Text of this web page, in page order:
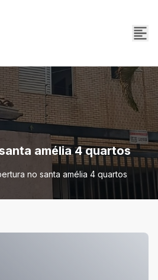
amélia 4 quartos
no santa amélia 4 quartos